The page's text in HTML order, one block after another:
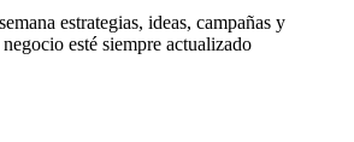
estrategias, ideas, campañas y
esté siempre actualizado